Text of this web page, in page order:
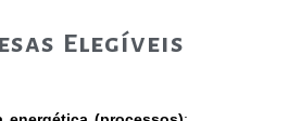
Elegíveis